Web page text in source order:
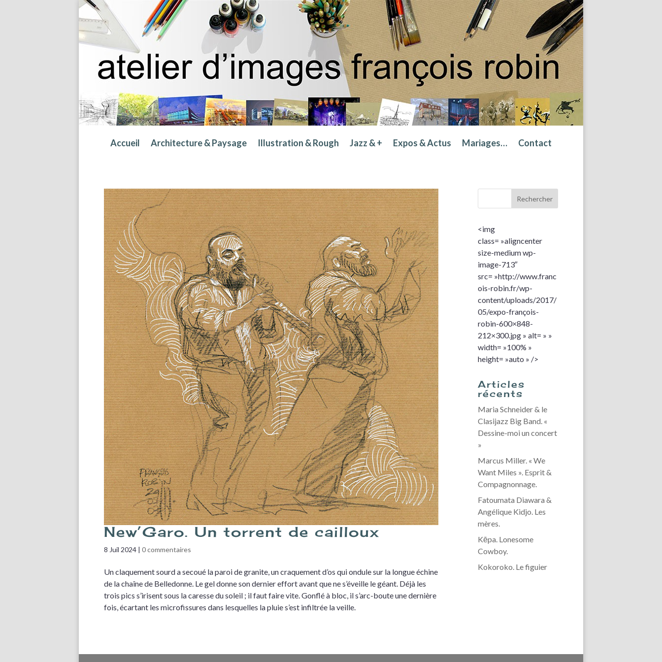
Accueil Architecture & Paysage Illustration & Rough Jazz & + Expos & Actus Mariages… Contact
New’Garo. Un torrent de cailloux
8 Juil 2024 |0 commentaires
Un claquement sourd a secoué la paroi de granite, un craquement d’os qui ondule sur la longue échine
de la chaîne de Belledonne. Le gel donne son dernier effort avant que ne s’éveille le géant. Déjà les
trois pics s’irisent sous la caresse du soleil ; il faut faire vite. Gonflé à bloc, il s’arc-boute une dernière
fois, écartant les microfissures dans lesquelles la pluie s’est infiltrée la veille.
<img
class= »aligncenter
size-medium wp-
image-713″
src= »http://www.franc
ois-robin.fr/wp-
content/uploads/2017/
05/expo-françois-
robin-600×848-
212×300.jpg » alt= » »
width= »100% »
height= »auto » />
Articles
récents
Maria Schneider & le
Clasijazz Big Band. «
Dessine-moi un concert
»
Marcus Miller. « We
Want Miles ». Esprit &
Compagnonnage.
Fatoumata Diawara &
Angélique Kidjo. Les
mères.
Kēpa. Lonesome
Cowboy.
Kokoroko. Le figuier